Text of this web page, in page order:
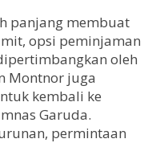
panjang membuat
opsi peminjaman
oleh
Montnor juga
kembali ke
Garuda.
permintaan